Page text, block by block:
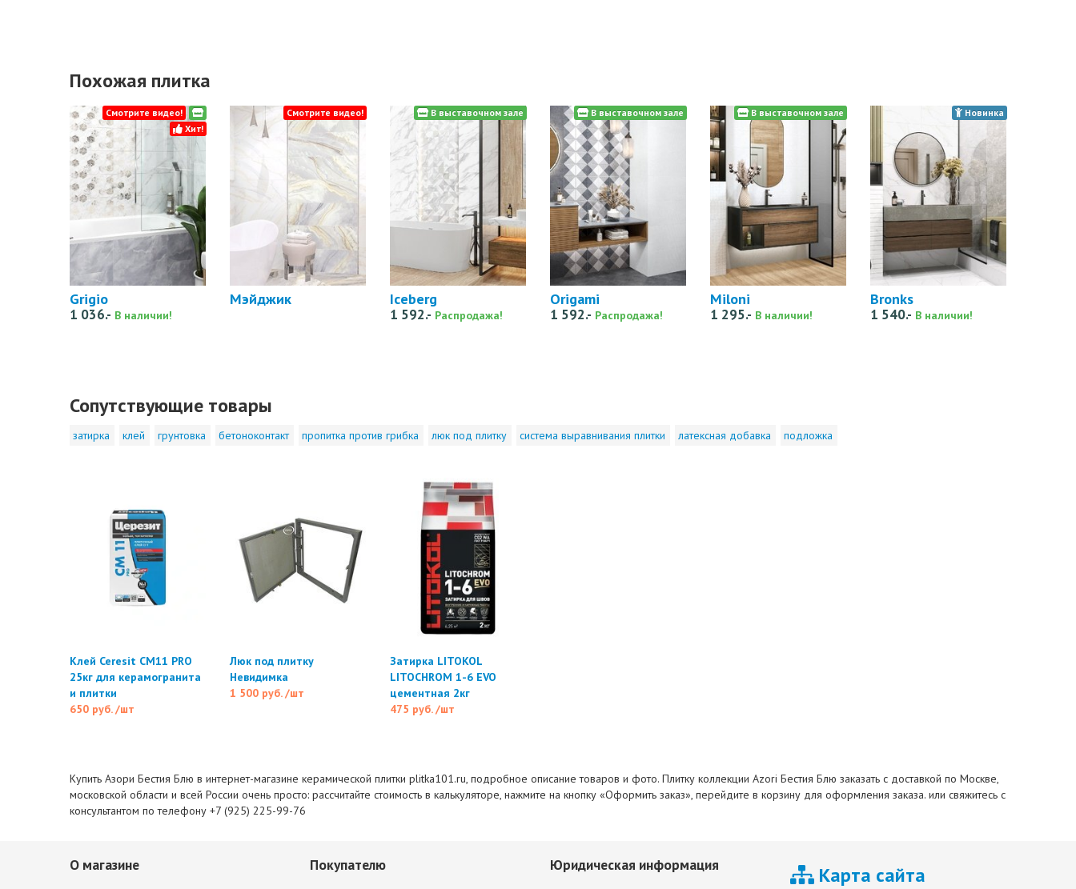
Похожая плитка
Grigio
1 036.- В наличии!
Смотрите видео!
Хит!
Мэйджик
Смотрите видео!
Iceberg
1 592.- Распродажа!
В выставочном зале
Origami
1 592.- Распродажа!
В выставочном зале
Miloni
1 295.- В наличии!
В выставочном зале
Bronks
1 540.- В наличии!
Новинка
Сопутствующие товары
затирка клей грунтовка бетоноконтакт пропитка против грибка люк под плитку система выравнивания плитки латексная добавка подложка
Клей Ceresit CM11 PRO
25кг для керамогранита
и плитки
650 руб. /шт
Люк под плитку
Невидимка
1 500 руб. /шт
Затирка LITOKOL
LITOCHROM 1-6 EVO
цементная 2кг
475 руб. /шт
Купить Азори Бестия Блю в интернет-магазине керамической плитки plitka101.ru, подробное описание товаров и фото. Плитку коллекции Azori Бестия Блю заказать с доставкой по Москве,
московской области и всей России очень просто: рассчитайте стоимость в калькуляторе, нажмите на кнопку «Оформить заказ», перейдите в корзину для оформления заказа. или свяжитесь с
консультантом по телефону +7 (925) 225-99-76
О магазине Покупателю Юридическая информация Карта сайта